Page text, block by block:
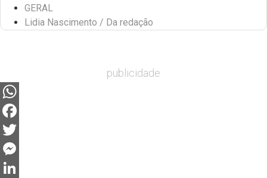
GERAL
Lidia Nascimento / Da redação
publicidade
WhatsApp
Facebook
Twitter
Messenger